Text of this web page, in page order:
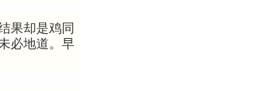
果却是鸡同
必地道。早